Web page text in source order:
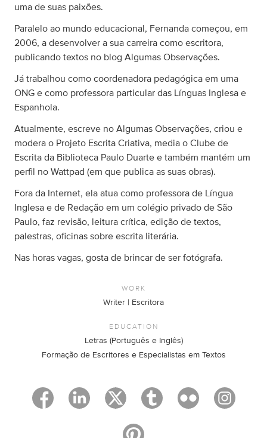
uma de suas paixões.
Paralelo ao mundo educacional, Fernanda começou, em
2006, a desenvolver a sua carreira como escritora,
publicando textos no blog Algumas Observações.
Já trabalhou como coordenadora pedagógica em uma
ONG e como professora particular das Línguas Inglesa e
Espanhola.
Atualmente, escreve no Algumas Observações, criou e
modera o Projeto Escrita Criativa, media o Clube de
Escrita da Biblioteca Paulo Duarte e também mantém um
perfil no Wattpad (em que publica as suas obras).
Fora da Internet, ela atua como professora de Língua
Inglesa e de Redação em um colégio privado de São
Paulo, faz revisão, leitura crítica, edição de textos,
palestras, oficinas sobre escrita literária.
Nas horas vagas, gosta de brincar de ser fotógrafa.
WORK
Writer | Escritora
EDUCATION
Letras (Português e Inglês)
Formação de Escritores e Especialistas em Textos